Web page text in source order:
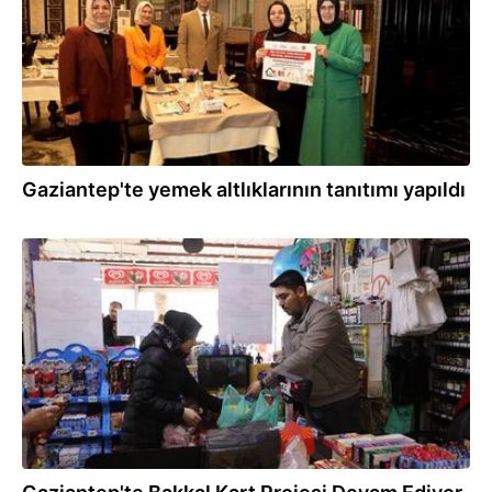
Gaziantep'te yemek altlıklarının tanıtımı yapıldı
03.03.2026